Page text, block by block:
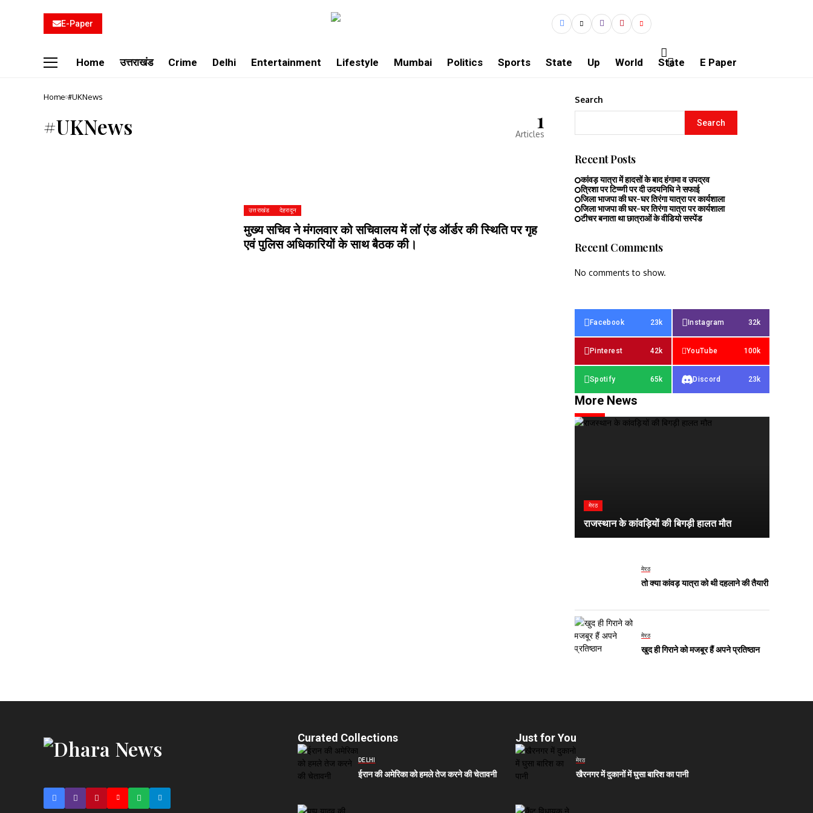
E-Paper
Home उत्तराखंड Crime Delhi Entertainment Lifestyle Mumbai Politics Sports State Up World State E Paper
Home #UKNews
#UKNews 1
Articles
उत्तराखंड देहरादून
मुख्य सचिव ने मंगलवार को सचिवालय में लॉ एंड ऑर्डर की स्थिति पर गृह
एवं पुलिस अधिकारियों के साथ बैठक की।
Search
Search
Recent Posts
कांवड़ यात्रा में हादसों के बाद हंगामा व उपद्रव
त्रिशा पर टिप्प्णी पर दी उदयनिधि ने सफाई
जिला भाजपा की घर-घर तिरंगा यात्रा पर कार्यशाला
जिला भाजपा की घर-घर तिरंगा यात्रा पर कार्यशाला
टीचर बनाता था छात्राओं के वीडियो सस्पेंड
Recent Comments
No comments to show.
Facebook 23k Instagram 32k
Pinterest 42k YouTube 100k
Spotify 65k Discord 23k
More News
मेरठ
राजस्थान के कांवड़ियों की बिगड़ी हालत मौत
मेरठ
तो क्या कांवड़ यात्रा को थी दहलाने की तैयारी
मेरठ
खुद ही गिराने को मजबूर हैं अपने प्रतिष्ठान
Curated Collections
DELHI
ईरान की अमेरिका को हमले तेज करने की चेतावनी
Just for You
मेरठ
खैरनगर में दुकानों में घुसा बारिश का पानी